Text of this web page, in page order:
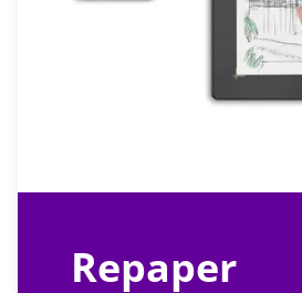
Repaper